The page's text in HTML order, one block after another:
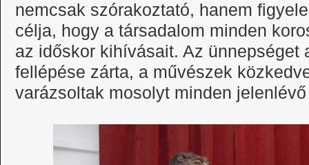
nemcsak szórakoztató, hanem
célja, hogy a társadalom minden
az időskor kihívásait. Az ünnepséget
fellépése zárta, a művészek
varázsoltak mosolyt minden